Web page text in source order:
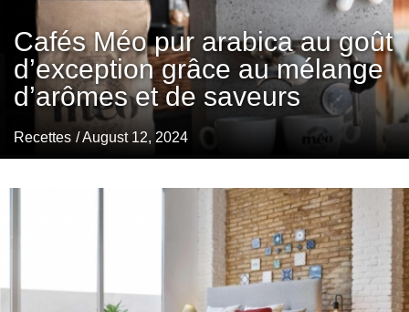
Cafés Méo pur arabica au goût
d’exception grâce au mélange
d’arômes et de saveurs
Recettes / August 12, 2024